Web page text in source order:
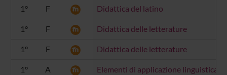
1° F Didattica del latino
1° F Didattica delle letterature
1° F Didattica delle letterature
1° A Elementi di applicazione linguistica